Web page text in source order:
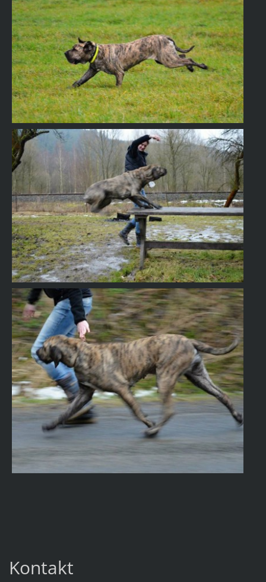
Kontakt